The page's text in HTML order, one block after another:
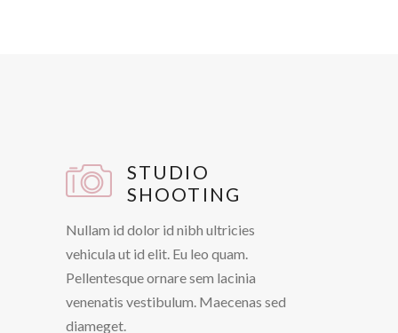
STUDIO
SHOOTING
Nullam id dolor id nibh ultricies
vehicula ut id elit. Eu leo quam.
Pellentesque ornare sem lacinia
venenatis vestibulum. Maecenas sed
diameget.